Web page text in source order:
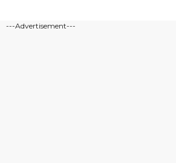
---Advertisement---